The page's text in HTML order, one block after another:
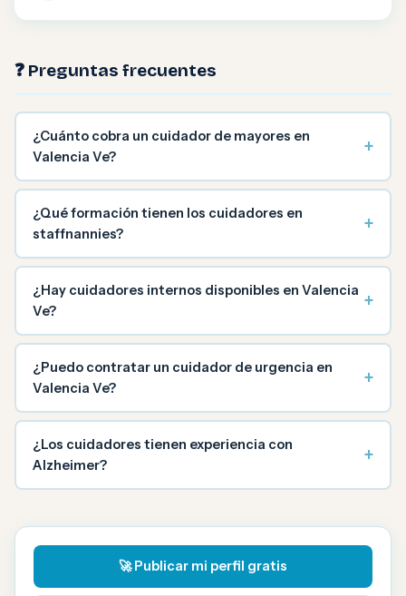
❓ Preguntas frecuentes
¿Cuánto cobra un cuidador de mayores en
Valencia Ve?
+
¿Qué formación tienen los cuidadores en
staffnannies?
+
¿Hay cuidadores internos disponibles en Valencia
Ve?
+
¿Puedo contratar un cuidador de urgencia en
Valencia Ve?
+
¿Los cuidadores tienen experiencia con
Alzheimer?
+
🚀 Publicar mi perfil gratis